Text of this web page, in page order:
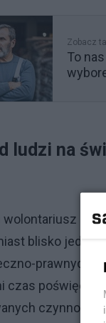
Zobacz
To
ludzi na
blisko jedna
prawnych
czas
czynności.